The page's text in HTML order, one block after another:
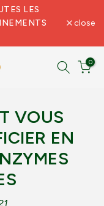
LES
close
0
VOUS
EN